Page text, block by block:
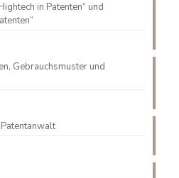
in Patenten“ und
Gebrauchsmuster und